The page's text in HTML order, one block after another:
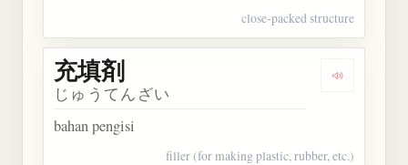
close-packed structure
Dengarkan
充填剤
じゅうてんざい
bahan pengisi
filler (for making plastic, rubber, etc.)